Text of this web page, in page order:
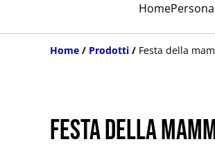
Home
Home / Prodotti / Festa della
Festa della